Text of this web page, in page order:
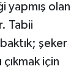
yapmış olan
Tabii
şeker
için